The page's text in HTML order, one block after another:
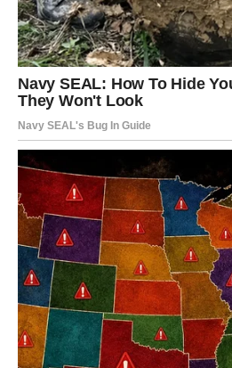
upravo zato slušajte unutrašnji
Ovo je vikend
mogli promijeniti
Najvažnije od svega jeste to što
priliku da konačno krenete putem
srećnijima.
Zvijezde vam poručuju da ne
jer je on upravo sada pred vama.
Predstoje vam dani tokom kojih
probleme koji vas dugo muče,
napraviti korak koji će kasnije